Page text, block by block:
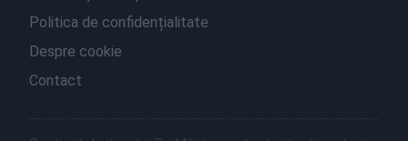
Politica de confidențialitate
Despre cookie
Contact